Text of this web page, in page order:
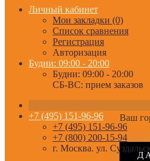
Личный кабинет
Мои закладки (0)
Список сравнения
Регистрация
Авторизация
Будни: 09:00 - 20:00
Будни: 09:00 - 20:00
СБ-ВС: прием заказов
Ваш
+7 (495) 151-96-96
+7 (495) 151-96-96
+7 (800) 200-15-94
г. Москва. ул.